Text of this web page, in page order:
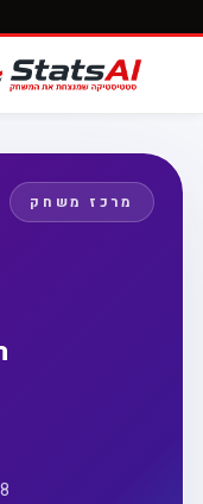
מרכז משחק
18 ביולי 2026, 12:00